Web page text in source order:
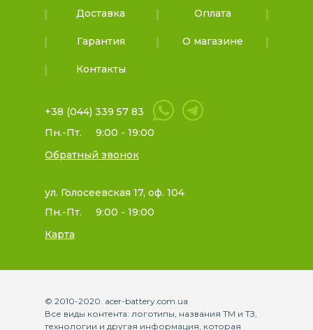
Доставка Оплата
Гарантия О магазине
Контакты
+38 (044) 339 57 83
Пн.-Пт.
9:00 - 19:00
Обратный звонок
ул. Голосеевская 17, оф. 104
Пн.-Пт.
9:00 - 19:00
Карта
© 2010-2020. acer-battery.com.ua
Все виды контента: логотипы, названия ТМ и ТЗ,
технологии и другая информация, которая